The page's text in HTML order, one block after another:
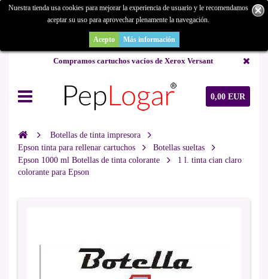
¿Buscas un repuesto de copiadora o buscas una de ocasión y no la
encuentras? Consúltanos.
Compramos cartuchos vacíos de Xerox Versant
0,00 EUR
Nuestra tienda usa cookies para mejorar la experiencia de usuario y le recomendamos
aceptar su uso para aprovechar plenamente la navegación.
Acepto Más información
Botellas de tinta impresora
Epson tinta para rellenar cartuchos
Botellas sueltas
Epson 1000 ml Botellas de tinta colorante
1 l. tinta cian claro
colorante para Epson